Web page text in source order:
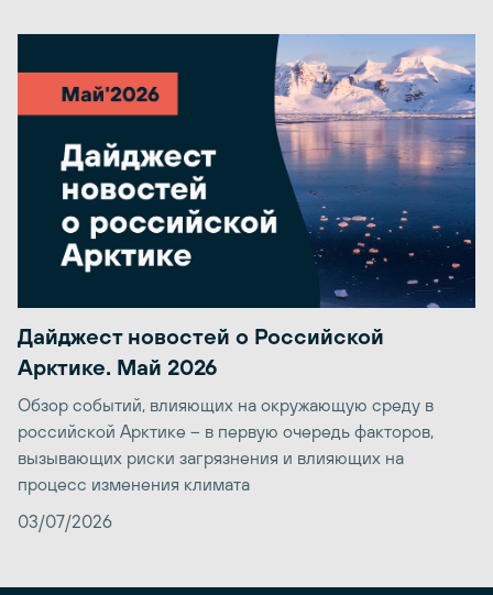
Дайджест новостей о Российской
Арктике. Май 2026
Обзор событий, влияющих на окружающую среду в
российской Арктике – в первую очередь факторов,
вызывающих риски загрязнения и влияющих на
процесс изменения климата
03/07/2026